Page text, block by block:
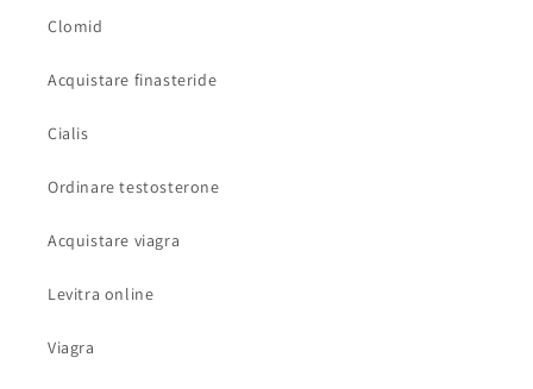
Clomid
Acquistare finasteride
Cialis
Ordinare testosterone
Acquistare viagra
Levitra online
Viagra